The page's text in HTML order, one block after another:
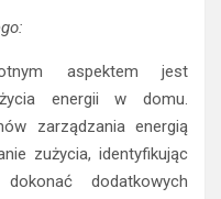
aspektem jest
energii w domu.
zarządzania energią
zużycia, identyfikując
dodatkowych